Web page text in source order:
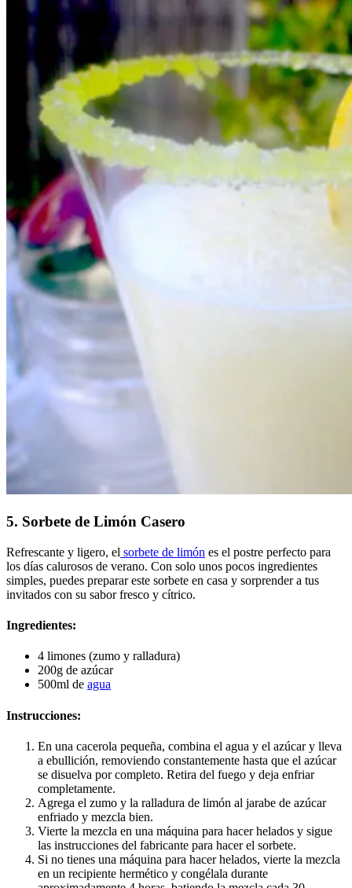
5. Sorbete de Limón Casero
Refrescante y ligero, el sorbete de limón es el postre perfecto para
los días calurosos de verano. Con solo unos pocos ingredientes
simples, puedes preparar este sorbete en casa y sorprender a tus
invitados con su sabor fresco y cítrico.
Ingredientes:
4 limones (zumo y ralladura)
200g de azúcar
500ml de agua
Instrucciones:
En una cacerola pequeña, combina el agua y el azúcar y lleva
a ebullición, removiendo constantemente hasta que el azúcar
se disuelva por completo. Retira del fuego y deja enfriar
completamente.
Agrega el zumo y la ralladura de limón al jarabe de azúcar
enfriado y mezcla bien.
Vierte la mezcla en una máquina para hacer helados y sigue
las instrucciones del fabricante para hacer el sorbete.
Si no tienes una máquina para hacer helados, vierte la mezcla
en un recipiente hermético y congélala durante